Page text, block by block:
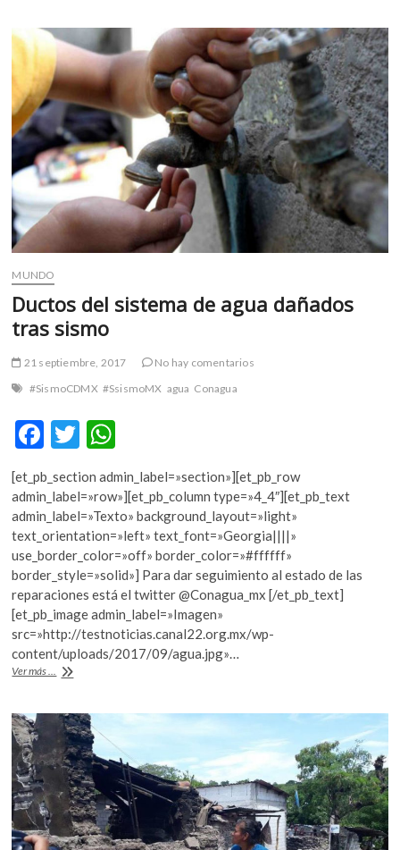
de
daños
a
inmuebles
MUNDO
Ductos del sistema de agua dañados
tras sismo
21 septiembre, 2017
No hay comentarios
#SismoCDMX #SsismoMX agua Conagua
F
e
b
o
o
k
T
w
itt
er
h
at
s
A
p
p
[et_pb_section admin_label=»section»][et_pb_row
admin_label=»row»][et_pb_column type=»4_4″][et_pb_text
admin_label=»Texto» background_layout=»light»
text_orientation=»left» text_font=»Georgia||||»
use_border_color=»off» border_color=»#ffffff»
border_style=»solid»] Para dar seguimiento al estado de las
reparaciones está el twitter @Conagua_mx [/et_pb_text]
[et_pb_image admin_label=»Imagen»
src=»http://testnoticias.canal22.org.mx/wp-
content/uploads/2017/09/agua.jpg»…
Ver más ... Ductos
de
agua
dañados
tras
sismo